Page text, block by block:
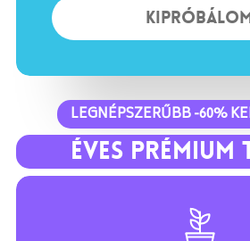
KIPRÓBÁLO
LEGNÉPSZERŰBB -60%
ÉVES PRÉMIUM